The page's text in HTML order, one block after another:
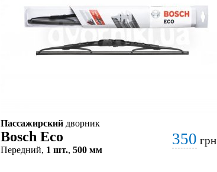
Пассажирский дворник
Bosch Eco
Передний, 1 шт., 500 мм
350 грн